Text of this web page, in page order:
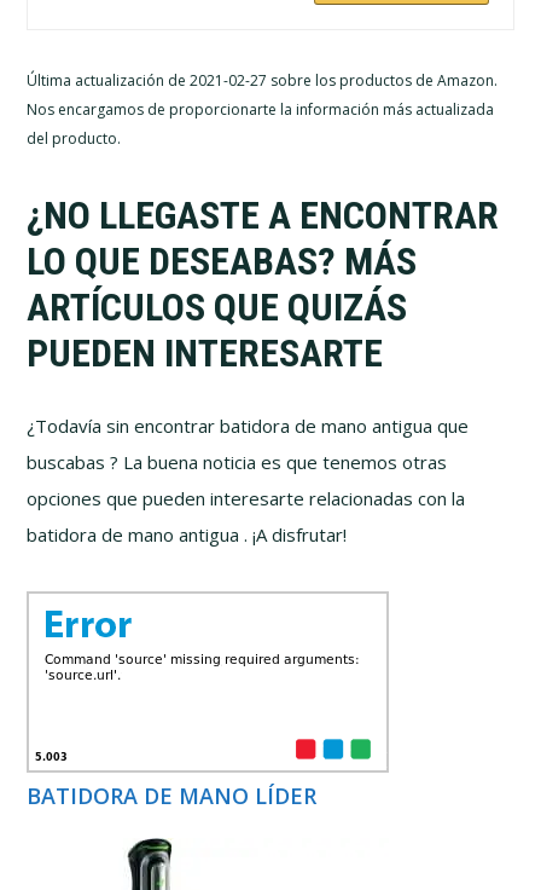
Última actualización de 2021-02-27 sobre los productos de Amazon.
Nos encargamos de proporcionarte la información más actualizada
del producto.
¿NO LLEGASTE A ENCONTRAR
LO QUE DESEABAS? MÁS
ARTÍCULOS QUE QUIZÁS
PUEDEN INTERESARTE
¿Todavía sin encontrar batidora de mano antigua que
buscabas ? La buena noticia es que tenemos otras
opciones que pueden interesarte relacionadas con la
batidora de mano antigua . ¡A disfrutar!
BATIDORA DE MANO LÍDER